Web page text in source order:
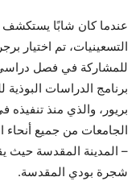
عندما كان شابًا يستكشف
التسعينيات، تم اختيار
للمشاركة في فصل دراسي
برنامج الدراسات البوذية
الجامعات من جميع أنحاء
– المدينة المقدسة حيث
شجرة بودي المقدسة.